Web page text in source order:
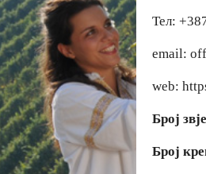
Тел:
email:
web:
Број
Број